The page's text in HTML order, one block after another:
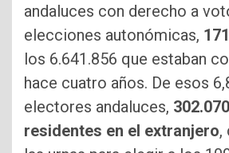
andaluces con derecho a
elecciones autonómicas,
los 6.641.856 que estaban
hace cuatro años. De esos
electores andaluces,
residentes en el extranjero,